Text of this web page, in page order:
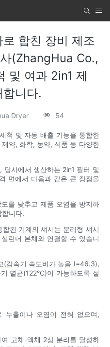
합친 장비 제조
(ZhangHua Co.,
및 여과 2in1 제
니다.
Dryer 54
척 및 자동 배출 기능을 통합한
약, 화학, 농약, 식품 등 다양한
사에서 생산하는 2in1 필터 및
면에서 다음과 같은 큰 장점을
를 낮추고 제품 오염을 방지하
니다.
된 기계의 섀시는 분리형 섀시
린더 본체와 연결할 수 있습니
(감속기 속도비가 높음 I=46.3),
멸균(122°C)이 가능하도록 설
누출이나 오염이 전혀 없으며,
고체-액체 2상 분리를 달성하